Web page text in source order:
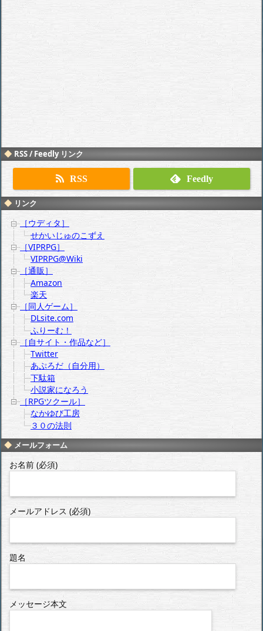
RSS / Feedly リンク
RSS Feedly
リンク
［ウディタ］
せかいじゅのこずえ
［VIPRPG］
VIPRPG@Wiki
［通販］
Amazon
楽天
［同人ゲーム］
DLsite.com
ふりーむ！
［自サイト・作品など］
Twitter
あぷろだ（自分用）
下駄箱
小説家になろう
［RPGツクール］
なかゆび工房
３０の法則
メールフォーム
お名前 (必須)
メールアドレス (必須)
題名
メッセージ本文